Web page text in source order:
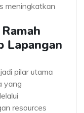
meningkatkan
Lapangan
pilar utama
yang
resources